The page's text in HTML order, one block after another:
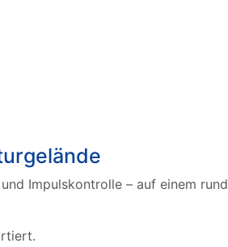
Impulskontrolle – auf einem rund